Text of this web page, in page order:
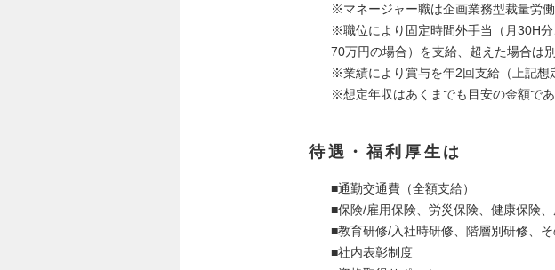
※マネージャー職は企画業務型裁量労
※職位により固定時間外手当（月30H
70万円の場合）を支給、超えた場合は
※業績により賞与を年2回支給（上記想
※想定年収はあくまでも目安の金額で
待遇・福利厚生は
■通勤交通費（全額支給）
■保険/雇用保険、労災保険、健康保険
■教育研修/入社時研修、階層別研修、
■社内表彰制度